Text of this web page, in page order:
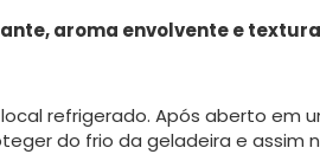
aroma envolvente e
local refrigerado. Após aberto
do frio da geladeira e assim